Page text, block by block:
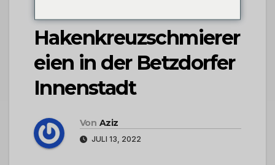
POL-PDNR:
Hakenkreuzschmierer
eien in der Betzdorfer
Innenstadt
Von Aziz
JULI 13, 2022